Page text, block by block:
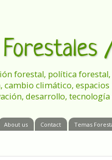
forestal, política
cambio climático,
desarrollo,
About us Contact Temas